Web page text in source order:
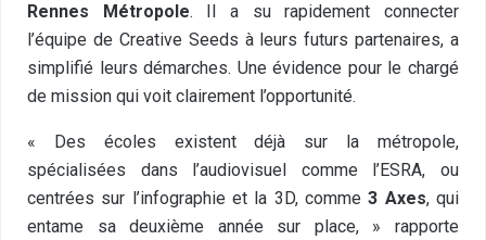
Rennes Métropole. Il a su rapidement connecter
l’équipe de Creative Seeds à leurs futurs partenaires, a
simplifié leurs démarches. Une évidence pour le chargé
de mission qui voit clairement l’opportunité.
« Des écoles existent déjà sur la métropole,
spécialisées dans l’audiovisuel comme l’ESRA, ou
centrées sur l’infographie et la 3D, comme3 Axes, qui
entame sa deuxième année sur place, » rapporte